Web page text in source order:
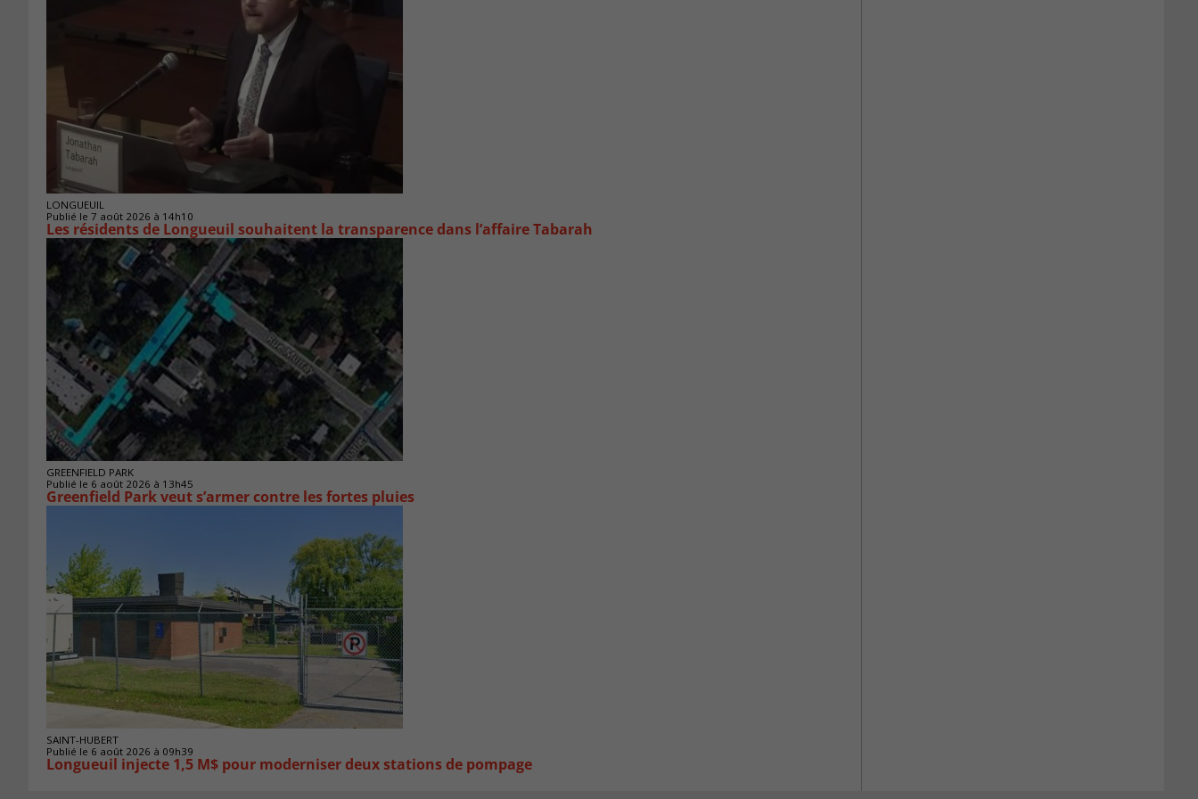
LONGUEUIL
Publié le 7 août 2026 à 14h10
Les résidents de Longueuil souhaitent la transparence dans l’affaire Tabarah
GREENFIELD PARK
Publié le 6 août 2026 à 13h45
Greenfield Park veut s’armer contre les fortes pluies
SAINT-HUBERT
Publié le 6 août 2026 à 09h39
Longueuil injecte 1,5 M$ pour moderniser deux stations de pompage